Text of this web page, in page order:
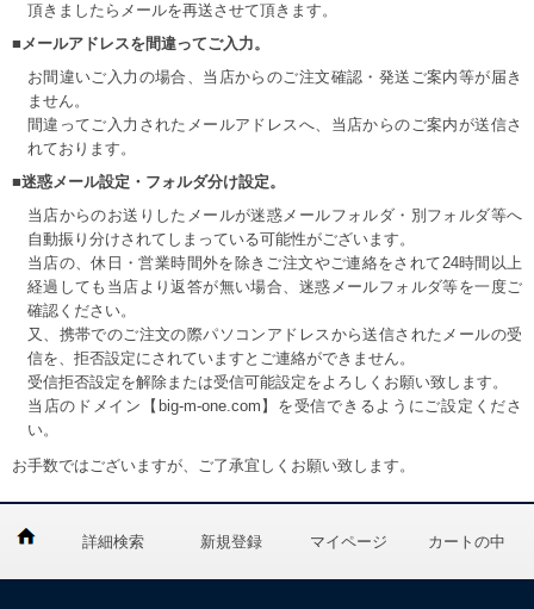
頂きましたらメールを再送させて頂きます。
■メールアドレスを間違ってご入力。
お間違いご入力の場合、当店からのご注文確認・発送ご案内等が届き
ません。
間違ってご入力されたメールアドレスへ、当店からのご案内が送信さ
れております。
■迷惑メール設定・フォルダ分け設定。
当店からのお送りしたメールが迷惑メールフォルダ・別フォルダ等へ
自動振り分けされてしまっている可能性がございます。
当店の、休日・営業時間外を除きご注文やご連絡をされて24時間以上
経過しても当店より返答が無い場合、迷惑メールフォルダ等を一度ご
確認ください。
又、携帯でのご注文の際パソコンアドレスから送信されたメールの受
信を、拒否設定にされていますとご連絡ができません。
受信拒否設定を解除または受信可能設定をよろしくお願い致します。
当店のドメイン【big-m-one.com】を受信できるようにご設定くださ
い。
お手数ではございますが、ご了承宜しくお願い致します。
詳細検索 新規登録 マイページ カートの中